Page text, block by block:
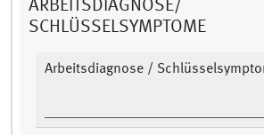
ARBEITSDIAGNOSE/
SCHLÜSSELSYMPTOME
Arbeitsdiagnose /